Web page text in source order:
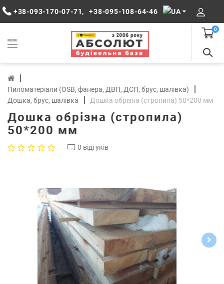
+38-093-170-07-71, +38-095-108-64-46
MENU
0
Пиломатеріали (OSB, фанера, ДВП, ДСП, брус, шалівка)
Дошка, брус, шалівка
Дошка обрізна (стропила) 50*200 мм
Дошка обрізна (стропила)
50*200 мм
0 відгуків